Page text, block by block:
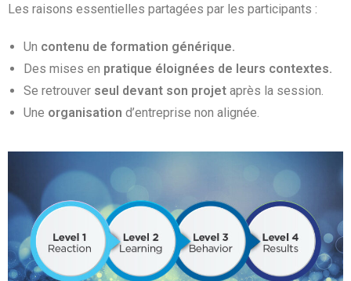
Les raisons essentielles partagées par les participants :
Un contenu de formation générique.
Des mises en pratique éloignées de leurs contextes.
Se retrouver seul devant son projet après la session.
Une organisation d’entreprise non alignée.